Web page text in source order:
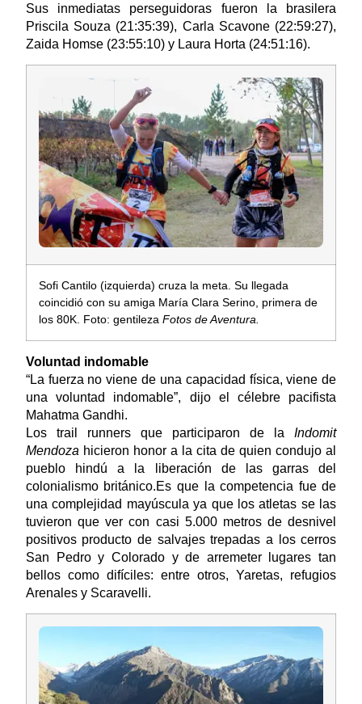
Sus inmediatas perseguidoras fueron la brasilera
Priscila Souza (21:35:39), Carla Scavone (22:59:27),
Zaida Homse (23:55:10) y Laura Horta (24:51:16).
Sofi Cantilo (izquierda) cruza la meta. Su llegada
coincidió con su amiga María Clara Serino, primera de
los 80K. Foto: gentileza Fotos de Aventura.
Voluntad indomable
“La fuerza no viene de una capacidad física, viene de
una voluntad indomable”, dijo el célebre pacifista
Mahatma Gandhi.
Los trail runners que participaron de laIndomit
Mendoza hicieron honor a la cita de quien condujo al
pueblo hindú a la liberación de las garras del
colonialismo británico.Es que la competencia fue de
una complejidad mayúscula ya que los atletas se las
tuvieron que ver con casi 5.000 metros de desnivel
positivos producto de salvajes trepadas a los cerros
San Pedro y Colorado y de arremeter lugares tan
bellos como difíciles: entre otros, Yaretas, refugios
Arenales y Scaravelli.